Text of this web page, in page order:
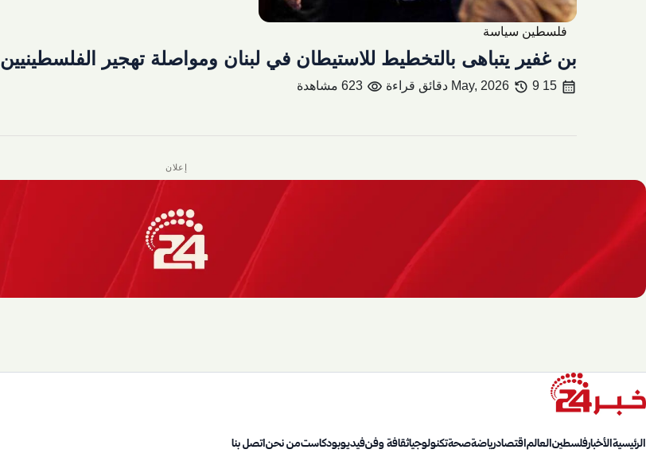
فلسطين سياسة
بن غفير يتباهى بالتخطيط للاستيطان في لبنان ومواصلة تهجير الفلسطينيين
calendar_month
15 May, 2026
history 9 دقائق قراءة visibility 623 مشاهدة
إعلان
الرئيسيةالأخبارفلسطينالعالماقتصادرياضةصحةتكنولوجياثقافة وفنفيديوبودكاستمن نحناتصل بنا